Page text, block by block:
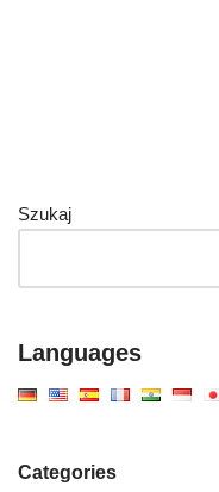
Szukaj
Languages
Categories